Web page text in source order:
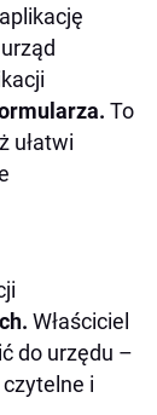
To
ułatwi
Właściciel
do urzędu –
i